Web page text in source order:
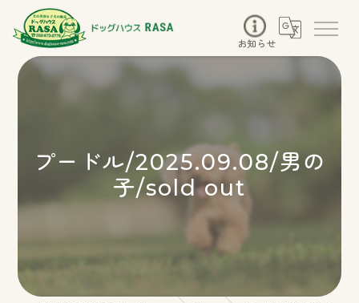
お知らせ
プードル/2025.09.08/男の
子/sold out